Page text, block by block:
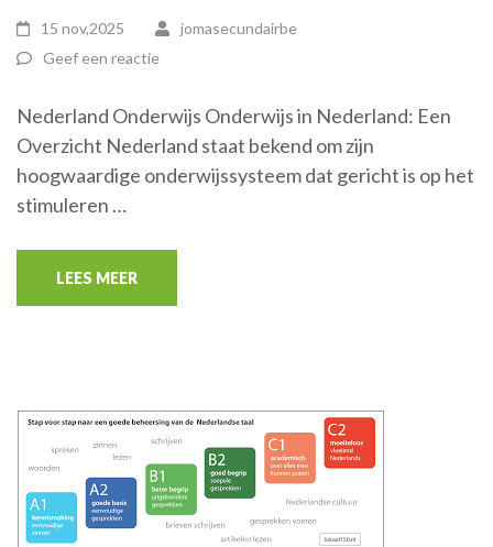
15 nov,2025
jomasecundairbe
Geef een reactie
Nederland Onderwijs Onderwijs in Nederland: Een
Overzicht Nederland staat bekend om zijn
hoogwaardige onderwijssysteem dat gericht is op het
stimuleren …
LEES MEER